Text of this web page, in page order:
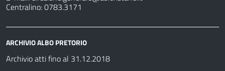
Centralino: 0783.3171
ARCHIVIO ALBO PRETORIO
Archivio atti fino al 31.12.2018